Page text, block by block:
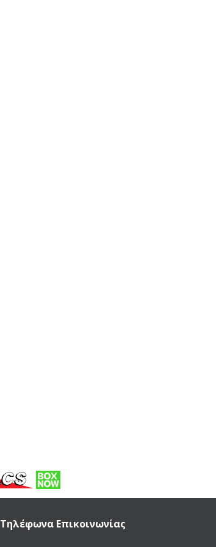
Τηλέφωνα Επικοινωνίας